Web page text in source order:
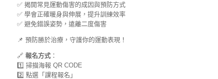
✅ 揭開常見運動傷害的成因與預防方式
✅ 學會正確暖身與伸展，提升訓練效率
✅ 避免錯誤姿勢，遠離二度傷害
📌 預防勝於治療，守護你的運動表現！
🔗 報名方式 ：
1️⃣ 掃描海報 QR CODE
2️⃣ 點選「課程報名」